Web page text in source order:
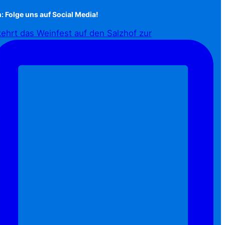
Folge uns auf Social Media!
das Weinfest auf den Salzhof zur